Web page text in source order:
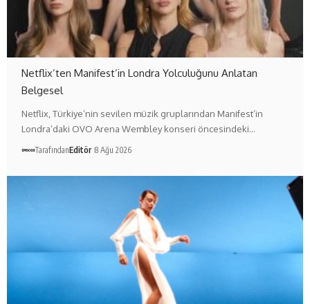
Netflix’ten Manifest’in Londra Yolculuğunu Anlatan
Belgesel
Netflix, Türkiye’nin sevilen müzik gruplarından Manifest’in
Londra’daki OVO Arena Wembley konseri öncesindeki…
TarafındanEditör 8 Ağu 2026